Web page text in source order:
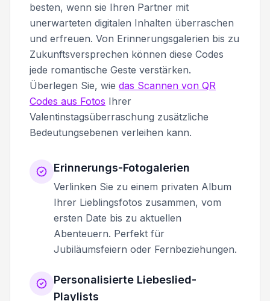
besten, wenn sie Ihren Partner mit
unerwarteten digitalen Inhalten überraschen
und erfreuen. Von Erinnerungsgalerien bis zu
Zukunftsversprechen können diese Codes
jede romantische Geste verstärken.
Überlegen Sie, wie das Scannen von QR
Codes aus Fotos Ihrer
Valentinstagsüberraschung zusätzliche
Bedeutungsebenen verleihen kann.
Erinnerungs-Fotogalerien
Verlinken Sie zu einem privaten Album
Ihrer Lieblingsfotos zusammen, vom
ersten Date bis zu aktuellen
Abenteuern. Perfekt für
Jubiläumsfeiern oder Fernbeziehungen.
Personalisierte Liebeslied-
Playlists